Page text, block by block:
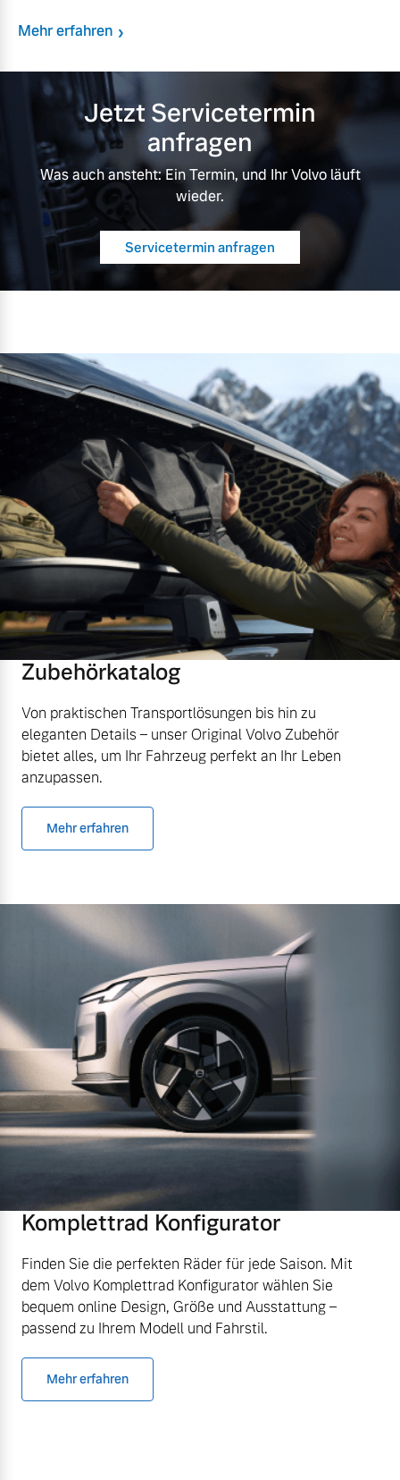
Mehr erfahren
Jetzt Servicetermin
anfragen
Was auch ansteht: Ein Termin, und Ihr Volvo läuft
wieder.
Servicetermin anfragen
Zubehörkatalog
Von praktischen Transportlösungen bis hin zu
eleganten Details – unser Original Volvo Zubehör
bietet alles, um Ihr Fahrzeug perfekt an Ihr Leben
anzupassen.
Mehr erfahren
Komplettrad Konfigurator
Finden Sie die perfekten Räder für jede Saison. Mit
dem Volvo Komplettrad Konfigurator wählen Sie
bequem online Design, Größe und Ausstattung –
passend zu Ihrem Modell und Fahrstil.
Mehr erfahren